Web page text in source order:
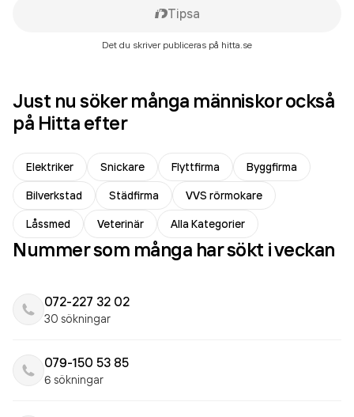
Tipsa
Det du skriver publiceras på hitta.se
Just nu söker många människor också
på Hitta efter
Elektriker Snickare Flyttfirma
Byggfirma
Bilverkstad
Städfirma
VVS rörmokare
Låssmed
Veterinär Alla Kategorier
Nummer som många har sökt i veckan
072-227 32 02
30 sökningar
079-150 53 85
6 sökningar